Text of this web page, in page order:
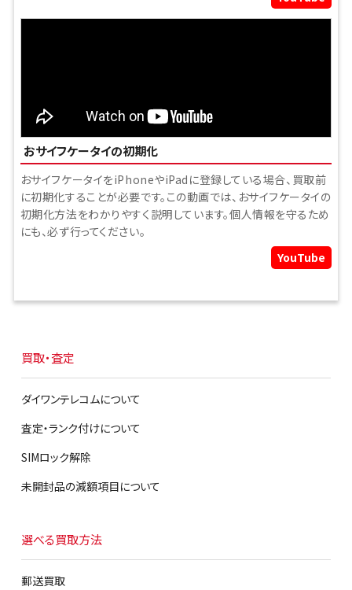
おサイフケータイの初期化
おサイフケータイをiPhoneやiPadに登録している場合、買取前
に初期化することが必要です。この動画では、おサイフケータイの
初期化方法をわかりやすく説明しています。個人情報を守るため
にも、必ず行ってください。
YouTube
買取・査定
ダイワンテレコムについて
査定・ランク付けについて
SIMロック解除
未開封品の減額項目について
選べる買取方法
郵送買取